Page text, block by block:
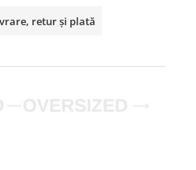
retur și plată